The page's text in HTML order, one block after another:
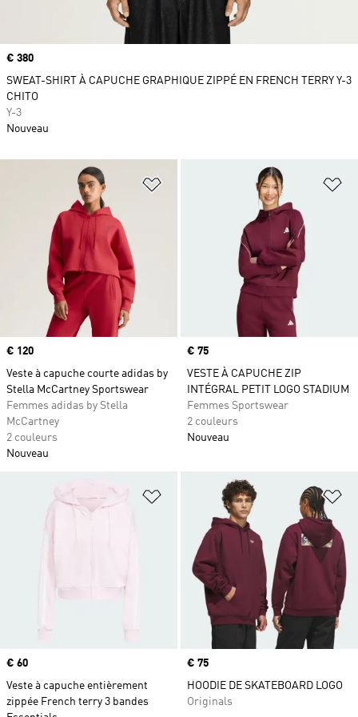
Ajouter à la Liste de produits
Prix
€ 120
Veste à capuche courte adidas by
Stella McCartney Sportswear
Femmes adidas by Stella
McCartney
2 couleurs
Nouveau
Prix
€ 75
VESTE À CAPUCHE ZIP
INTÉGRAL PETIT LOGO STADIUM
Femmes Sportswear
2 couleurs
Nouveau
Ajouter à la Liste de produits
Prix
€ 60
Veste à capuche entièrement
zippée French terry 3 bandes
Prix
€ 75
HOODIE DE SKATEBOARD LOGO
Originals
Prix
€ 380
SWEAT-SHIRT À CAPUCHE GRAPHIQUE ZIPPÉ EN FRENCH TERRY Y-3
CHITO
Y-3
Nouveau